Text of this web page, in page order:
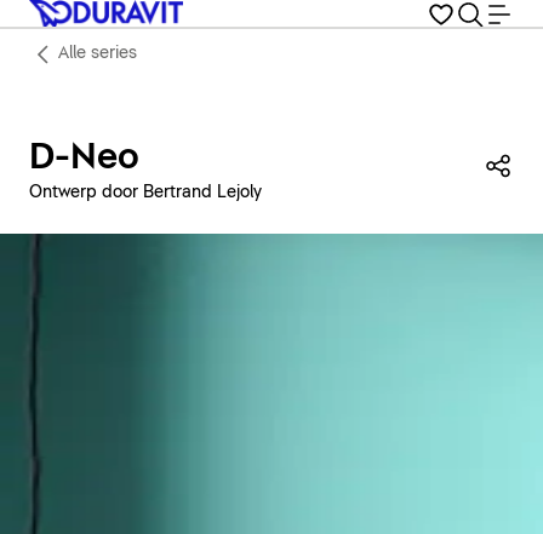
Alle series
D-Neo
Ontwerp door Bertrand Lejoly